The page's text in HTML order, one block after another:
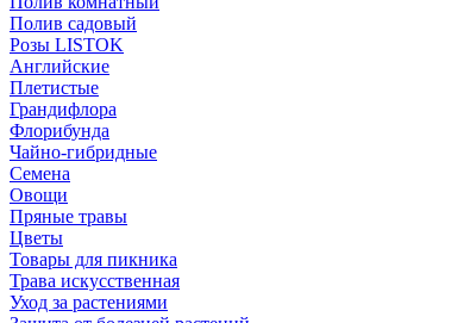
Полив садовый
Розы LISTOK
Английские
Плетистые
Грандифлора
Флорибунда
Чайно-гибридные
Семена
Овощи
Пряные травы
Цветы
Товары для пикника
Трава искусственная
Уход за растениями